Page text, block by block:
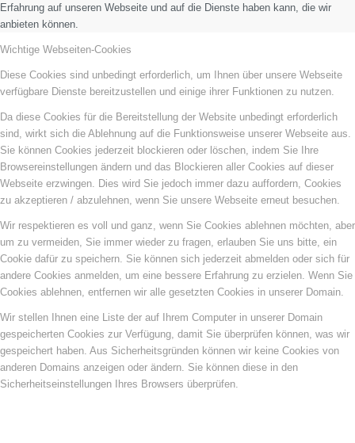
Erfahrung auf unseren Webseite und auf die Dienste haben kann, die wir
anbieten können.
Wichtige Webseiten-Cookies
Diese Cookies sind unbedingt erforderlich, um Ihnen über unsere Webseite
verfügbare Dienste bereitzustellen und einige ihrer Funktionen zu nutzen.
Da diese Cookies für die Bereitstellung der Website unbedingt erforderlich
sind, wirkt sich die Ablehnung auf die Funktionsweise unserer Webseite aus.
Sie können Cookies jederzeit blockieren oder löschen, indem Sie Ihre
Browsereinstellungen ändern und das Blockieren aller Cookies auf dieser
Webseite erzwingen. Dies wird Sie jedoch immer dazu auffordern, Cookies
zu akzeptieren / abzulehnen, wenn Sie unsere Webseite erneut besuchen.
Wir respektieren es voll und ganz, wenn Sie Cookies ablehnen möchten, aber
um zu vermeiden, Sie immer wieder zu fragen, erlauben Sie uns bitte, ein
Cookie dafür zu speichern. Sie können sich jederzeit abmelden oder sich für
andere Cookies anmelden, um eine bessere Erfahrung zu erzielen. Wenn Sie
Cookies ablehnen, entfernen wir alle gesetzten Cookies in unserer Domain.
Wir stellen Ihnen eine Liste der auf Ihrem Computer in unserer Domain
gespeicherten Cookies zur Verfügung, damit Sie überprüfen können, was wir
gespeichert haben. Aus Sicherheitsgründen können wir keine Cookies von
anderen Domains anzeigen oder ändern. Sie können diese in den
Sicherheitseinstellungen Ihres Browsers überprüfen.